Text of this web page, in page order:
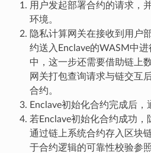
用户发起部署合约的请求，
环境。
隐私计算网关在接收到用户
约送入Enclave的WASM中
中，这一步还需要借助链上
网关打包查询请求与链交互
合约。
Enclave初始化合约完成后，
若Enclave初始化合约成功
通过链上系统合约存入区块
于合约逻辑的可靠性校验参